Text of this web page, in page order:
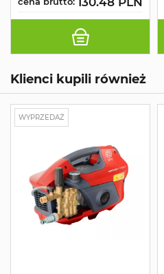
Klienci kupili również
WYPRZEDAŻ